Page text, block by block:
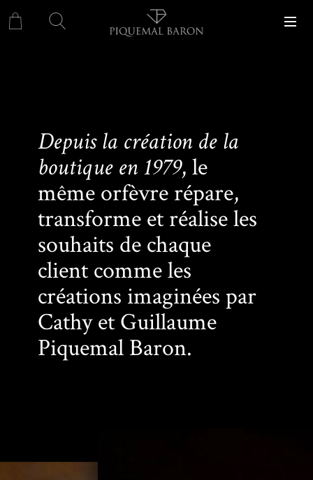
Depuis la création de la
boutique en 1979, le
même orfèvre répare,
transforme et réalise les
souhaits de chaque
client comme les
créations imaginées par
Cathy et Guillaume
Piquemal Baron.